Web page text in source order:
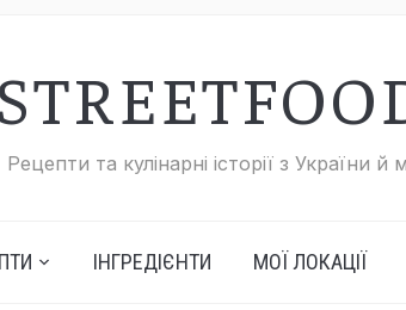
Рецепти та кулінарні історії з України
ІНГРЕДІЄНТИ МОЇ ЛОКАЦІЇ